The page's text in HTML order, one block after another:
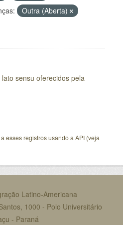
Outra (Aberta)
sensu oferecidos pela
esses registros usando a API (veja
Latino-Americana
1000 - Polo Universitário
- Paraná